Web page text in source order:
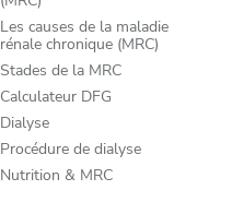
Les causes de la maladie
rénale chronique (MRC)
Stades de la MRC
Calculateur DFG
Dialyse
Procédure de dialyse
Nutrition & MRC